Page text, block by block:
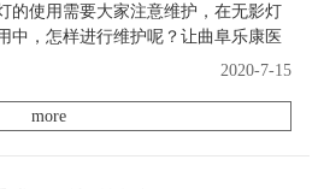
的使用需要大家注意维护，在无影灯
中，怎样进行维护呢？让曲阜乐康医
集团股份有限公司给我们介绍一下。
2020-7-15
more